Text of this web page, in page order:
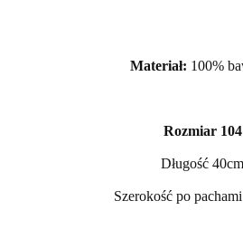
Materiał: 100%
Rozmiar 104
Długość 40cm
Szerokość po